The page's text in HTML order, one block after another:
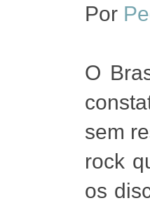
Por
O
sem
rock
os